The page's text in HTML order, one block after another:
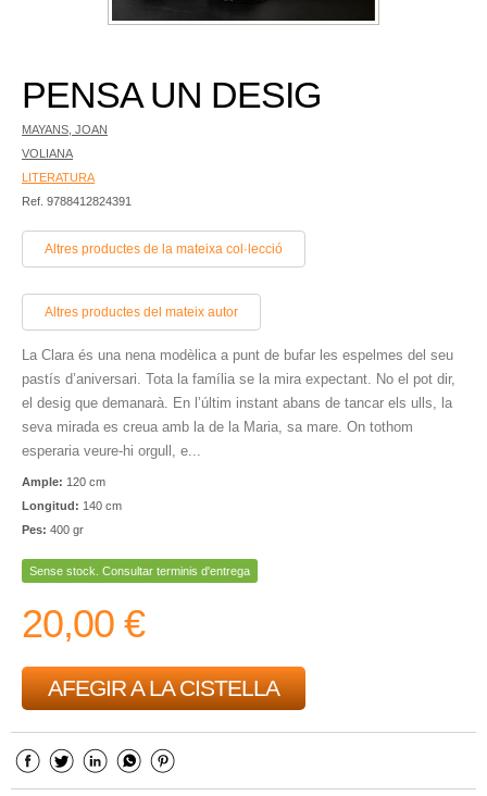
PENSA UN DESIG
MAYANS, JOAN
VOLIANA
LITERATURA
Ref. 9788412824391
Altres productes de la mateixa col·lecció
Altres productes del mateix autor
La Clara és una nena modèlica a punt de bufar les espelmes del seu
pastís d’aniversari. Tota la família se la mira expectant. No el pot dir,
el desig que demanarà. En l’últim instant abans de tancar els ulls, la
seva mirada es creua amb la de la Maria, sa mare. On tothom
esperaria veure-hi orgull, e...
Ample: 120 cm
Longitud: 140 cm
Pes: 400 gr
Sense stock. Consultar terminis d'entrega
20,00 €
AFEGIR A LA CISTELLA